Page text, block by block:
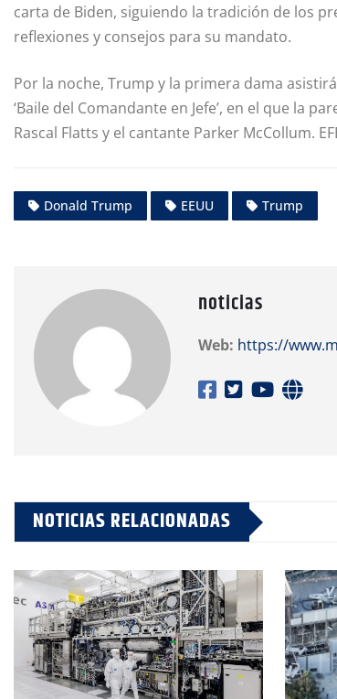
carta de Biden, siguiendo la tradición de los
reflexiones y consejos para su mandato.
Por la noche, Trump y la primera dama
‘Baile del Comandante en Jefe’, en el que la
Rascal Flatts y el cantante Parker McCollum.
Donald Trump EEUU Trump
noticias
Web: https://
NOTICIAS RELACIONADAS